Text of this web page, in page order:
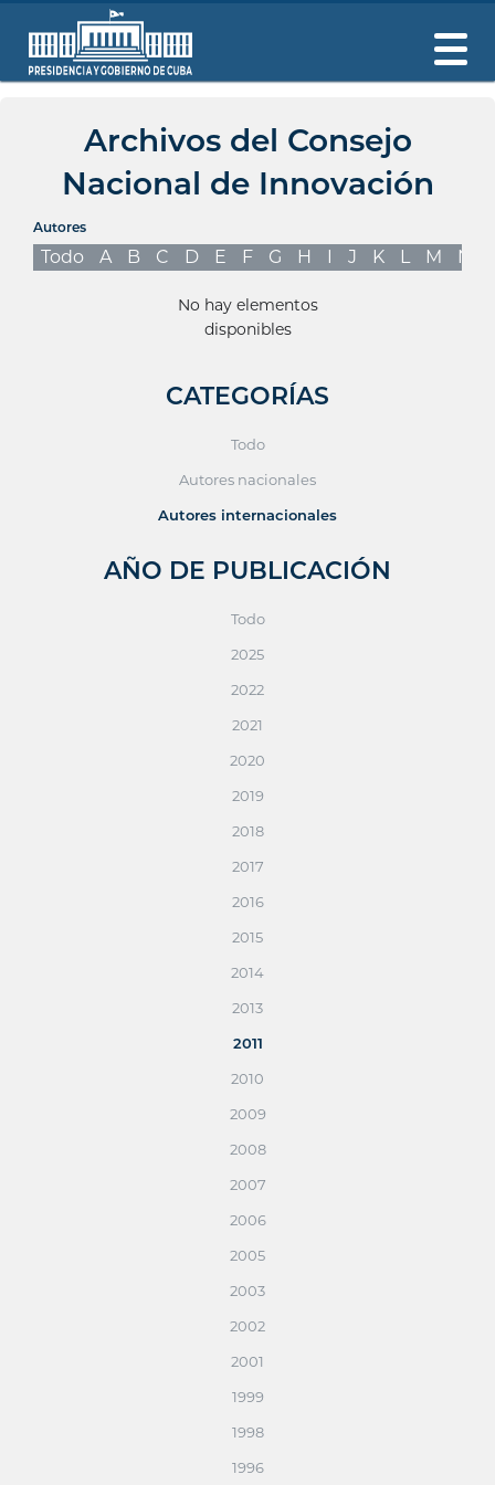
Archivos del Consejo
Nacional de Innovación
Autores
Todo A B C D E F G H I J K L M N
No hay elementos
disponibles
CATEGORÍAS
Todo
Autores nacionales
Autores internacionales
AÑO DE PUBLICACIÓN
Todo
2025
2022
2021
2020
2019
2018
2017
2016
2015
2014
2013
2011
2010
2009
2008
2007
2006
2005
2003
2002
2001
1999
1998
1996